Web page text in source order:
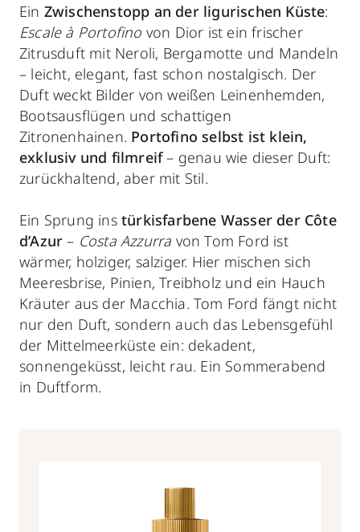
Ein Zwischenstopp an der ligurischen Küste:
Escale à Portofino von Dior ist ein frischer
Zitrusduft mit Neroli, Bergamotte und Mandeln
– leicht, elegant, fast schon nostalgisch. Der
Duft weckt Bilder von weißen Leinenhemden,
Bootsausflügen und schattigen
Zitronenhainen. Portofino selbst ist klein,
exklusiv und filmreif– genau wie dieser Duft:
zurückhaltend, aber mit Stil.
Ein Sprung ins türkisfarbene Wasser der Côte
d’Azur – Costa Azzurra von Tom Ford ist
wärmer, holziger, salziger. Hier mischen sich
Meeresbrise, Pinien, Treibholz und ein Hauch
Kräuter aus der Macchia. Tom Ford fängt nicht
nur den Duft, sondern auch das Lebensgefühl
der Mittelmeerküste ein: dekadent,
sonnengeküsst, leicht rau. Ein Sommerabend
in Duftform.